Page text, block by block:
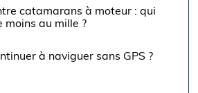
catamarans à moteur : qui
moins au mille ?
à naviguer sans GPS ?